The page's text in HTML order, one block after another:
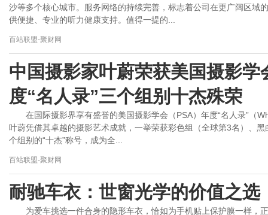
沙等多个核心城市。服务网络的持续完善，标志着公司在更广阔区域
供便捷、专业的听力健康支持。值得一提的...
百站联盟-聚财网
中国摄影家叶蔚荣获美国摄影
度“名人录”三个组别十杰殊荣
在国际摄影界享有盛誉的美国摄影学会（PSA）年度“名人录”（
叶蔚凭借其卓越的摄影艺术成就，一举荣获彩色组（全球第3名）、
个组别的“十杰”称号，成为全...
百站联盟-聚财网
耐驰车衣：世窗光学的价值之选
为爱车挑选一件合身的隐形车衣，恰如为手机贴上保护膜一样，